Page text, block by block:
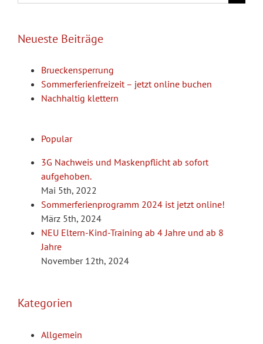
nach:
Neueste Beiträge
Brueckensperrung
Sommerferienfreizeit – jetzt online buchen
Nachhaltig klettern
Popular
3G Nachweis und Maskenpflicht ab sofort
aufgehoben.
Mai 5th, 2022
Sommerferienprogramm 2024 ist jetzt online!
März 5th, 2024
NEU Eltern-Kind-Training ab 4 Jahre und ab 8
Jahre
November 12th, 2024
Kategorien
Allgemein